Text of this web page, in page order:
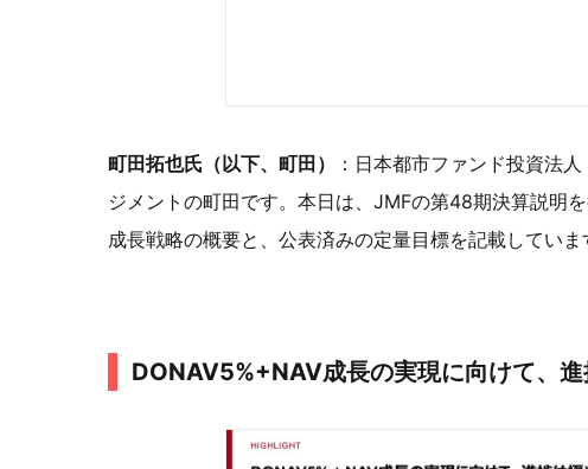
町田拓也氏（以下、町田）
：日本都市ファンド投資法
ジメントの町田です。本日は、JMFの第48期決算説明
成長戦略の概要と、公表済みの定量目標を記載していま
DONAV5%+NAV成長の実現に向けて、